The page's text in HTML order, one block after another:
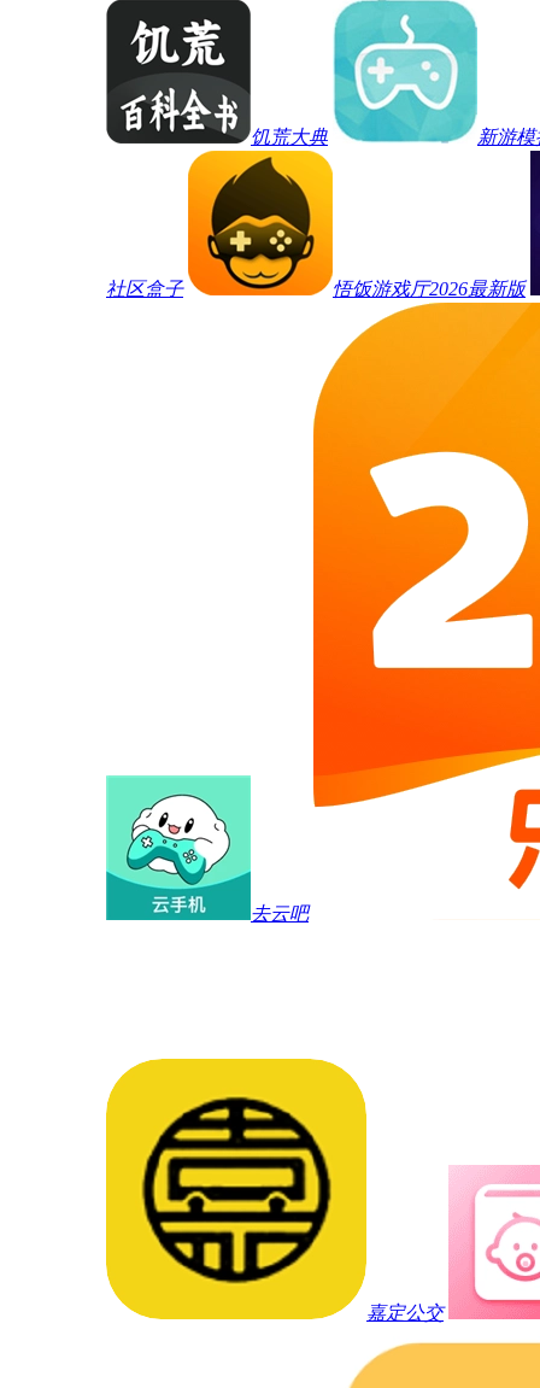
饥荒大典 新游
社区盒子 悟饭游戏厅2026最新版
去云吧
嘉定公交